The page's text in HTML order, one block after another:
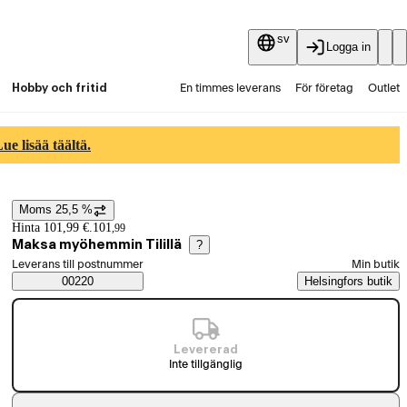
sv
Logga in
Hobby och fritid En timmes leverans För företag Outlet
lisää täältä.
Prisinformation
Moms 25,5 %
Hinta 101,99 €. 101,99
Maksa myöhemmin Tilillä ?
Saatavuustiedot
Välj beställningssätt
Leverans till postnummer
00220
Min butik
Helsingfors butik
Levererad
Inte tillgänglig